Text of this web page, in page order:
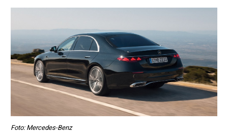
Foto: Mercedes-Benz